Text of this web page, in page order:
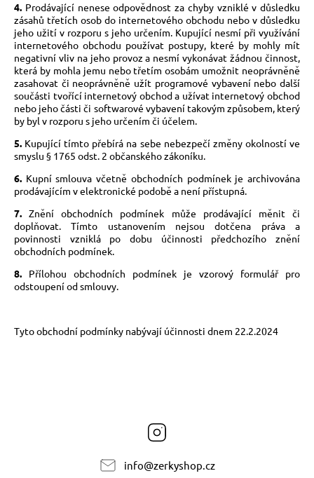
4. Prodávající nenese odpovědnost za chyby vzniklé v důsledku
zásahů třetích osob do internetového obchodu nebo v důsledku
jeho užití v rozporu s jeho určením. Kupující nesmí při využívání
internetového obchodu používat postupy, které by mohly mít
negativní vliv na jeho provoz a nesmí vykonávat žádnou činnost,
která by mohla jemu nebo třetím osobám umožnit neoprávněně
zasahovat či neoprávněně užít programové vybavení nebo další
součásti tvořící internetový obchod a užívat internetový obchod
nebo jeho části či softwarové vybavení takovým způsobem, který
by byl v rozporu s jeho určením či účelem.
5. Kupující tímto přebírá na sebe nebezpečí změny okolností ve
smyslu § 1765 odst. 2 občanského zákoníku.
6. Kupní smlouva včetně obchodních podmínek je archivována
prodávajícím v elektronické podobě a není přístupná.
7. Znění obchodních podmínek může prodávající měnit či
doplňovat. Tímto ustanovením nejsou dotčena práva a
povinnosti vzniklá po dobu účinnosti předchozího znění
obchodních podmínek.
8. Přílohou obchodních podmínek je vzorový formulář pro
odstoupení od smlouvy.
Tyto obchodní podmínky nabývají účinnosti dnem 22.2.2024
info@zerkyshop.cz